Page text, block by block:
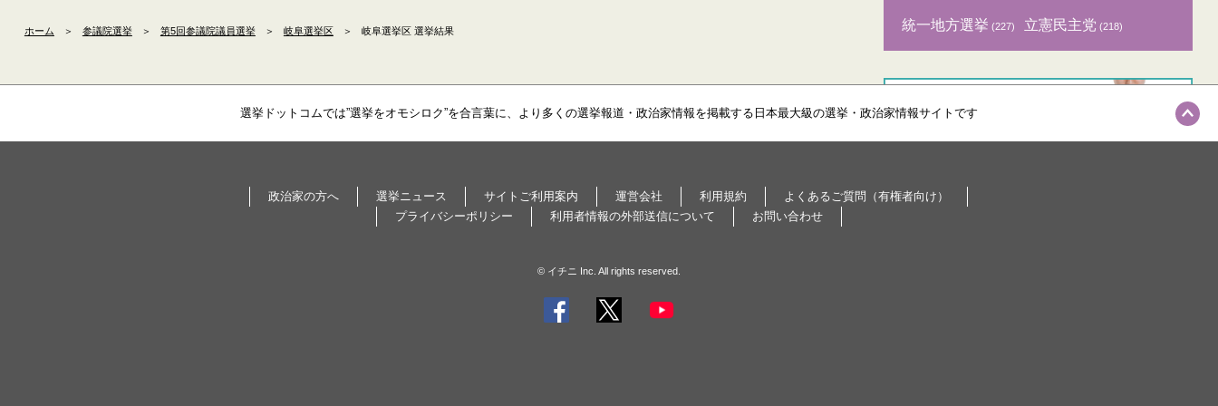
統一地方選挙 (227) 立憲民主党 (218)
ホーム ＞ 参議院選挙 ＞ 第5回参議院議員選挙 ＞ 岐阜選挙区 ＞ 岐阜選挙区 選挙結果
選挙ドットコムでは”選挙をオモシロク”を合言葉に、より多くの選挙報道・政治家情報を掲載する日本最大級の選挙・政治家情報サイトです
政治家の方へ 選挙ニュース サイトご利用案内 運営会社 利用規約
よくあるご質問（有権者向け）
プライバシーポリシー
利用者情報の外部送信について お問い合わせ
© イチニ Inc. All rights reserved.